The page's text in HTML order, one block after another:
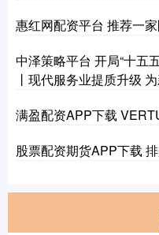
惠红网配资平台 推荐一
中泽策略平台 开局“十五
丨现代服务业提质升级
满盈配资APP下载
股票配资期货APP下载